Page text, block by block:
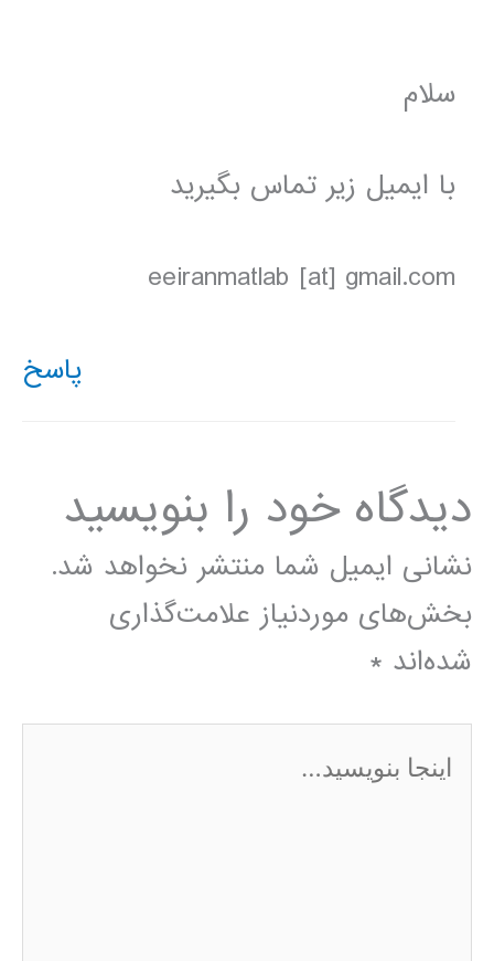
سلام
با ایمیل زیر تماس بگیرید
eeiranmatlab [at] gmail.com
پاسخ
دیدگاه‌ خود را بنویسید
نشانی ایمیل شما منتشر نخواهد شد.
بخش‌های موردنیاز علامت‌گذاری
شده‌اند *
اینجا
بنویسید…